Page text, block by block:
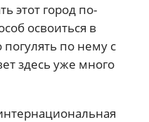
этот город по-
освоиться в
по нему с
здесь уже много